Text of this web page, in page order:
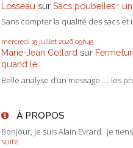
Losseau sur Sacs poubelles : un
Sans compter la qualité des sacs et
mercredi 15 juillet 2026 09h45
Marie-Jean Collard sur
quand le...
Belle analyse d’un message….. les
À PROPOS
Bonjour, Je suis Alain Evrard. je
suite